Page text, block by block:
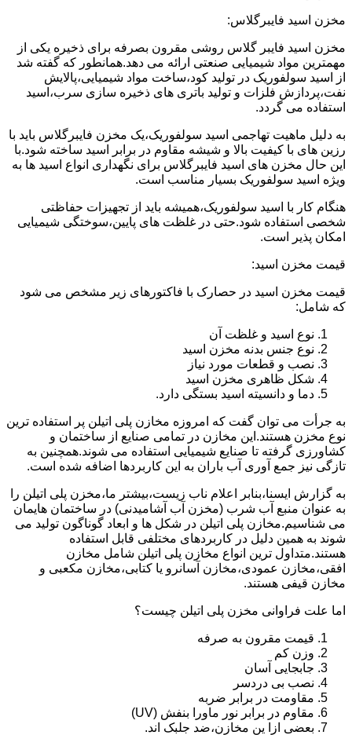
مخزن اسید فایبرگلاس:
مخزن اسید فایبر گلاس روشی مقرون بصرفه برای ذخیره یکی از
مهمترین مواد شیمیایی صنعتی ارائه می دهد.همانطور که گفته شد
از اسید سولفوریک در تولید کود،ساخت مواد شیمیایی،پالایش
نفت،پردازش فلزات و تولید باتری های ذخیره سازی سرب،اسید
استفاده می گردد.
به دلیل ماهیت تهاجمی اسید سولفوریک،یک مخزن فایبرگلاس باید با
رزین های با کیفیت بالا و شیشه مقاوم در برابر اسید ساخته شود.با
این حال مخزن های اسید فایبرگلاس برای نگهداری انواع اسید ها به
ویژه اسید سولفوریک بسیار مناسب است.
هنگام کار با اسید سولفوریک،همیشه باید از تجهیزات حفاظتی
شخصی استفاده شود.حتی در غلظت های پایین،سوختگی شیمیایی
امکان پذیر است.
قیمت مخزن اسید:
قیمت مخزن اسید در حصارک با فاکتورهای زیر مشخص می شود
که شامل:
نوع اسید و غلظت آن
نوع جنس بدنه مخزن اسید
نصب و قطعات مورد نیاز
شکل ظاهری مخزن اسید
دما و دانسیته اسید بستگی دارد.
به جرأت می توان گفت که امروزه مخازن پلی اتیلن پر استفاده ترین
نوع مخزن هستند.این مخازن در تمامی صنایع از ساختمان و
کشاورزی گرفته تا صنایع شیمیایی استفاده می شوند.همچنین به
تازگی نیز جمع آوری آب باران به این کاربردها اضافه شده است.
به گزارش ایسنا،بنابر اعلام ناب زیست،بیشتر ما،مخزن پلی اتیلن را
به عنوان منبع آب شرب (مخزن آب آشامیدنی) در ساختمان هایمان
می شناسیم.مخازن پلی اتیلن در شکل ها و ابعاد گوناگون تولید می
شوند به همین دلیل در کاربردهای مختلفی قابل استفاده
هستند.متداول ترین انواع مخازن پلی اتیلن شامل مخازن
افقی،مخازن عمودی،مخازن آسانرو یا کتابی،مخازن مکعبی و
مخازن قیفی هستند.
اما علت فراوانی مخزن پلی اتیلن چیست؟
قیمت مقرون به صرفه
وزن کم
جابجایی آسان
نصب بی دردسر
مقاومت در برابر ضربه
مقاوم در برابر نور ماورا بنفش (UV)
بعضی ازا ین مخازن،ضد جلبک اند.